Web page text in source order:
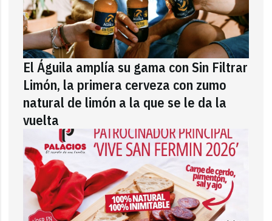
El Águila amplía su gama con Sin Filtrar
Limón, la primera cerveza con zumo
natural de limón a la que se le da la
vuelta